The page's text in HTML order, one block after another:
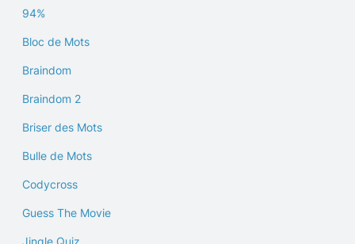
94%
Bloc de Mots
Braindom
Braindom 2
Briser des Mots
Bulle de Mots
Codycross
Guess The Movie
Jingle Quiz